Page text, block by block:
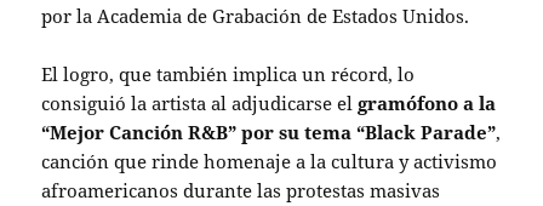
por la Academia de Grabación de Estados Unidos.
El logro, que también implica un récord, lo
consiguió la artista al adjudicarse elgramófono a la
“Mejor Canción R&B” por su tema “Black Parade”,
canción que rinde homenaje a la cultura y activismo
afroamericanos durante las protestas masivas